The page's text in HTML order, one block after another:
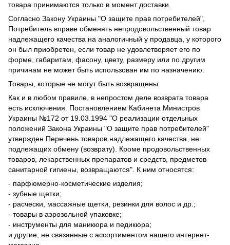
товара принимаются только в момент доставки.
Согласно Закону Украины "О защите прав потребителей",
Потребитель вправе обменять непродовольственный товар
надлежащего качества на аналогичный у продавца, у которого
он был приобретен, если товар не удовлетворяет его по
форме, габаритам, фасону, цвету, размеру или по другим
причинам не может быть использован им по назначению.
Товары, которые не могут быть возвращены:
Как и в любом правиле, в непростом деле возврата товара
есть исключения. Постановлением Кабинета Министров
Украины №172 от 19.03.1994 "О реализации отдельных
положений Закона Украины "О защите прав потребителей"
утвержден Перечень товаров надлежащего качества, не
подлежащих обмену (возврату). Кроме продовольственных
товаров, лекарственных препаратов и средств, предметов
санитарной гигиены, возвращаются". К ним относятся:
- парфюмерно-косметические изделия;
- зубные щетки;
- расчески, массажные щетки, резинки для волос и др.;
- товары в аэрозольной упаковке;
- инструменты для маникюра и педикюра;
и другие, не связанные с ассортиментом нашего интернет-